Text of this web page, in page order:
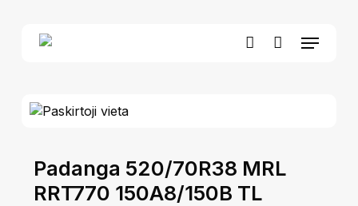
Menu
Close
Cart
Padanga 520/70R38 MRL
RRT770 150A8/150B TL